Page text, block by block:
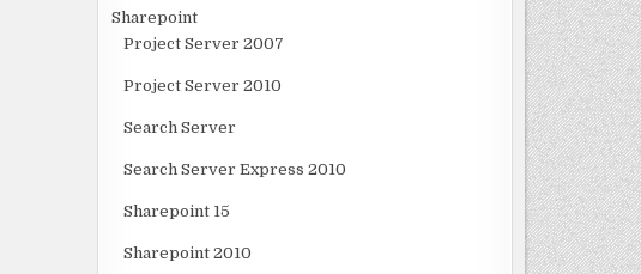
Sharepoint
Project Server 2007
Project Server 2010
Search Server
Search Server Express 2010
Sharepoint 15
Sharepoint 2010